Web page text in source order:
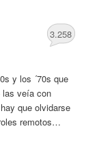
3.258
y los ´70s que
las veía con
que olvidarse
remotos…